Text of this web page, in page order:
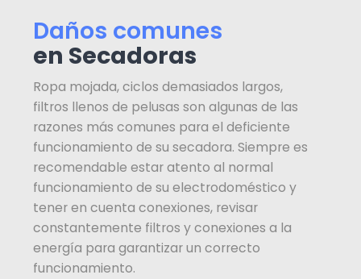
Daños comunes
en Secadoras
Ropa mojada, ciclos demasiados largos,
filtros llenos de pelusas son algunas de las
razones más comunes para el deficiente
funcionamiento de su secadora. Siempre es
recomendable estar atento al normal
funcionamiento de su electrodoméstico y
tener en cuenta conexiones, revisar
constantemente filtros y conexiones a la
energía para garantizar un correcto
funcionamiento.